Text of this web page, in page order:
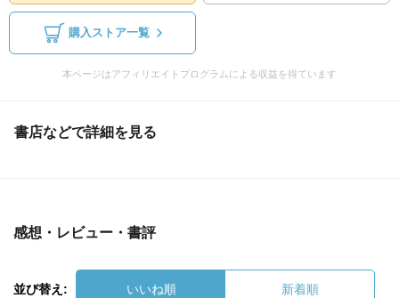
購入ストア一覧
本ページはアフィリエイトプログラムによる収益を得ています
書店などで詳細を見る
感想・レビュー・書評
並び替え: いいね順 新着順